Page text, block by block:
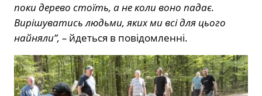
поки дерево стоїть, а не коли воно падає.
Вирішуватись людьми, яких ми всі для цього
найняли”, – йдеться в повідомленні.